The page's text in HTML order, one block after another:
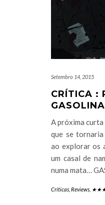
Setembro 14, 2015
CRÍTICA :
A próxima
que se
ao explorar os
um casal de
numa mata…
Críticas Reviews